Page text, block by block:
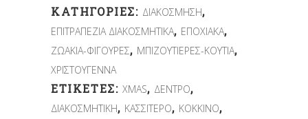
ΚΑΤΗΓΟΡΊΕΣ: ΔΙΑΚΟΣΜΗΣΗ,
ΕΠΙΤΡΑΠΕΖΙΑ ΔΙΑΚΟΣΜΗΤΙΚΑ, ΕΠΟΧΙΑΚΑ,
ΖΩΑΚΙΑ-ΦΙΓΟΥΡΕΣ, ΜΠΙΖΟΥΤΙΕΡΕΣ-ΚΟΥΤΙΑ,
ΧΡΙΣΤΟΥΓΕΝΝΑ
ΕΤΙΚΈΤΕΣ: XMAS, ΔΕΝΤΡΟ,
ΔΙΑΚΟΣΜΗΤΙΚΗ, ΚΑΣΣΙΤΕΡΟ, ΚΟΚΚΙΝΟ,